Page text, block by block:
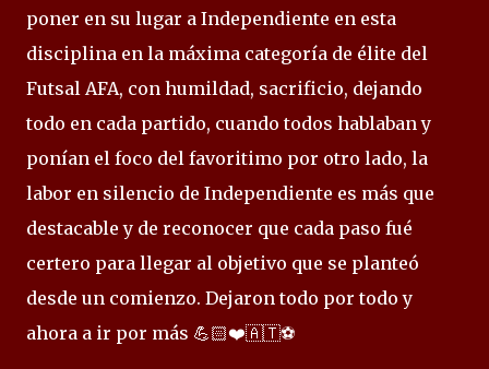
poner en su lugar a Independiente en esta
disciplina en la máxima categoría de élite del
Futsal AFA, con humildad, sacrificio, dejando
todo en cada partido, cuando todos hablaban y
ponían el foco del favoritimo por otro lado, la
labor en silencio de Independiente es más que
destacable y de reconocer que cada paso fué
certero para llegar al objetivo que se planteó
desde un comienzo. Dejaron todo por todo y
ahora a ir por más 💪🏻❤️🇦🇹⚽